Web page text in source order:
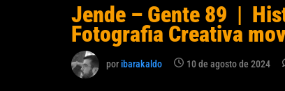
Jende – Gente 89 |
Fotografia Creativa
poribarakaldo 10 de agosto de 2024